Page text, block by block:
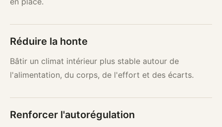
Réduire la honte
Bâtir un climat intérieur plus stable autour de
l'alimentation, du corps, de l'effort et des écarts.
Renforcer l'autorégulation